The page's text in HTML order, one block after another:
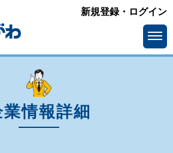
新規登録・ログイン
業情報詳細